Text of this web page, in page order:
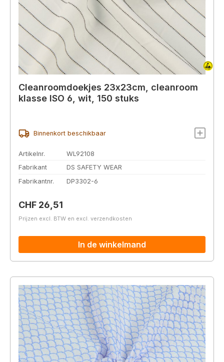
Cleanroomdoekjes 23x23cm, cleanroom
klasse ISO 6, wit, 150 stuks
Binnenkort beschikbaar
Artikelnr.
WL92108
Fabrikant
DS SAFETY WEAR
Fabrikantnr.
DP3302-6
Normale prijs:
CHF 26,51
Prijzen excl. BTW en excl. verzendkosten
In de winkelmand